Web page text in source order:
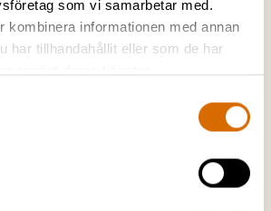
som vi samarbetar med.
kombinera informationen med annan
har tillhandahållit eller som de har